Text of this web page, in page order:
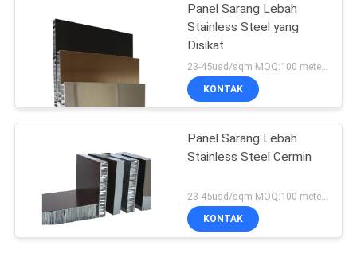
Panel Sarang Lebah
Stainless Steel yang
Disikat
23-45usd/sqm MOQ:100 meter persegi
KONTAK
Panel Sarang Lebah
Stainless Steel Cermin
23-45usd/sqm MOQ:100 meter persegi
KONTAK